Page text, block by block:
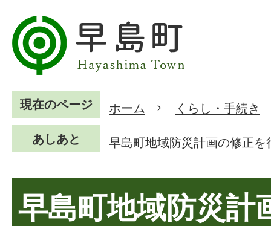
現在のページ ホーム くらし・手続き
あしあと 早島町地域防災計画の修正を
早島町地域防災計